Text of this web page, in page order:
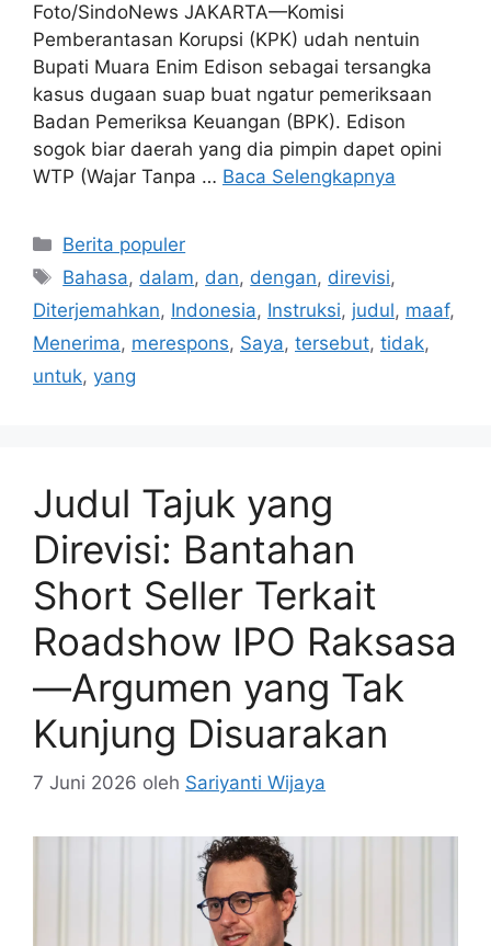
Foto/SindoNews JAKARTA—Komisi
Pemberantasan Korupsi (KPK) udah nentuin
Bupati Muara Enim Edison sebagai tersangka
kasus dugaan suap buat ngatur pemeriksaan
Badan Pemeriksa Keuangan (BPK). Edison
sogok biar daerah yang dia pimpin dapet opini
WTP (Wajar Tanpa … Baca Selengkapnya
Kategori
Berita populer
Tag
Bahasa, dalam, dan, dengan, direvisi,
Diterjemahkan, Indonesia, Instruksi, judul, maaf,
Menerima, merespons, Saya, tersebut, tidak,
untuk, yang
Judul Tajuk yang
Direvisi: Bantahan
Short Seller Terkait
Roadshow IPO Raksasa
—Argumen yang Tak
Kunjung Disuarakan
7 Juni 2026 oleh Sariyanti Wijaya